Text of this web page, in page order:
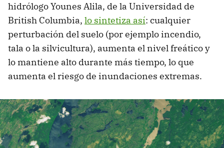
hidrólogo Younes Alila, de la Universidad de
British Columbia, lo sintetiza así: cualquier
perturbación del suelo (por ejemplo incendio,
tala o la silvicultura), aumenta el nivel freático y
lo mantiene alto durante más tiempo, lo que
aumenta el riesgo de inundaciones extremas.